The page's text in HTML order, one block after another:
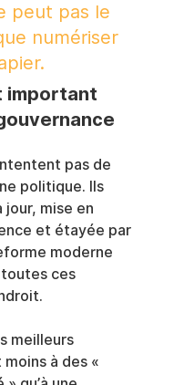
peut pas le
numériser
important
pas de
politique. Ils
mise en
et étayée par
moderne
ces
meilleurs
à des «